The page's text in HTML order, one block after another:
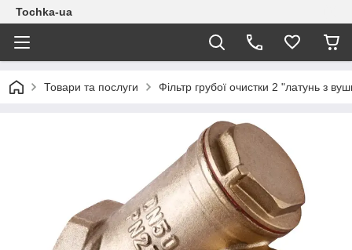
Tochka-ua
Товари та послуги Фільтр грубої очистки 2 "латунь з